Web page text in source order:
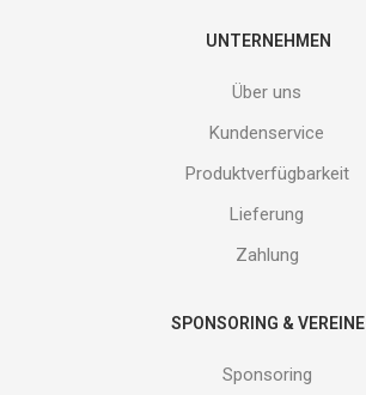
UNTERNEHMEN
Über uns
Kundenservice
Produktverfügbarkeit
Lieferung
Zahlung
SPONSORING & VEREINE
Sponsoring